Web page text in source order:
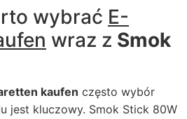
wybrać E-
wraz z Smok
kaufen często wybór
jest kluczowy. Smok Stick 80W